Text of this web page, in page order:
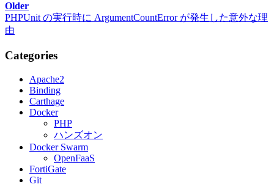
Older
PHPUnit の実行時に ArgumentCountError が発生した意外な理
由
Categories
Apache2
Binding
Carthage
Docker
PHP
ハンズオン
Docker Swarm
OpenFaaS
FortiGate
Git